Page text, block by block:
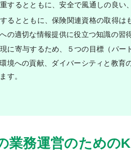
するとともに、安全で風通しの良い
るとともに、保険関連資格の取得
の適切な情報提供に役立つ知識の習
に寄与するため、５つの目標（パー
境への貢献、ダイバーシティと教
す。
業務運営のための